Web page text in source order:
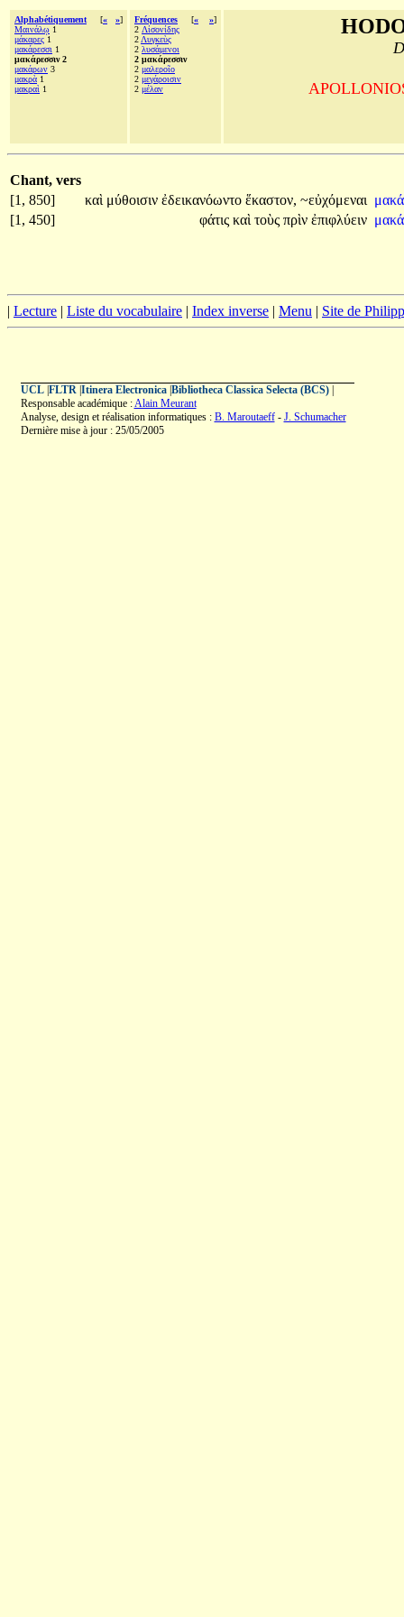
Alphabétiquement [« »]
Μαινάλῳ 1
μάκαρες 1
μακάρεσσι 1
μακάρεσσιν 2
μακάρων 3
μακρὰ 1
μακραὶ 1
Fréquences [« »]
2 Λἰσονίδης
2 Λυγκεὺς
2 λυσάμενοι
2 μακάρεσσιν
2 μαλεροῖο
2 μεγάροισιν
2 μέλαν
Chant, vers
[1, 850]
καὶ μύθοισιν ἐδεικανόωντο ἕκαστον, ~εὐχόμεναι
[1, 450]
φάτις καὶ τοὺς πρὶν ἐπιφλύειν
| Lecture | Liste du vocabulaire | Index inverse | Menu | Site de
UCL| FLTR| Itinera Electronica| Bibliotheca Classica Selecta (BCS)|
Responsable académique :Alain Meurant
Analyse, design et réalisation informatiques : B. Maroutaeff- J. Schumacher
Dernière mise à jour : 25/05/2005